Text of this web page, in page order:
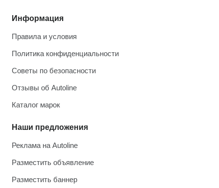
Информация
Правила и условия
Политика конфиденциальности
Советы по безопасности
Отзывы об Autoline
Каталог марок
Наши предложения
Реклама на Autoline
Разместить объявление
Разместить баннер